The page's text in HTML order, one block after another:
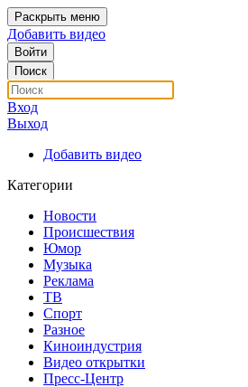
Раскрыть меню
Добавить видео
Войти
Поиск
Вход
Выход
Добавить видео
Категории
Новости
Происшествия
Юмор
Музыка
Реклама
ТВ
Спорт
Разное
Киноиндустрия
Видео открытки
Пресс-Центр